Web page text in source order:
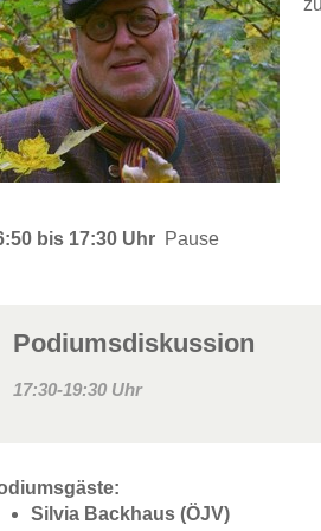
bis 17:30 Uhr Pause
Podiumsdiskussion
17:30-19:30 Uhr
Silvia Backhaus (ÖJV)